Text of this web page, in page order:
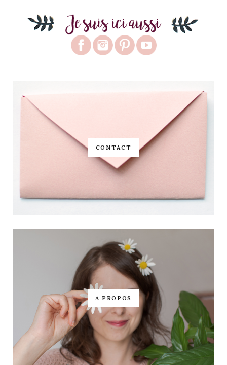
CONTACT
A PROPOS